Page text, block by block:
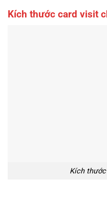
Kích thước card visit
Kích